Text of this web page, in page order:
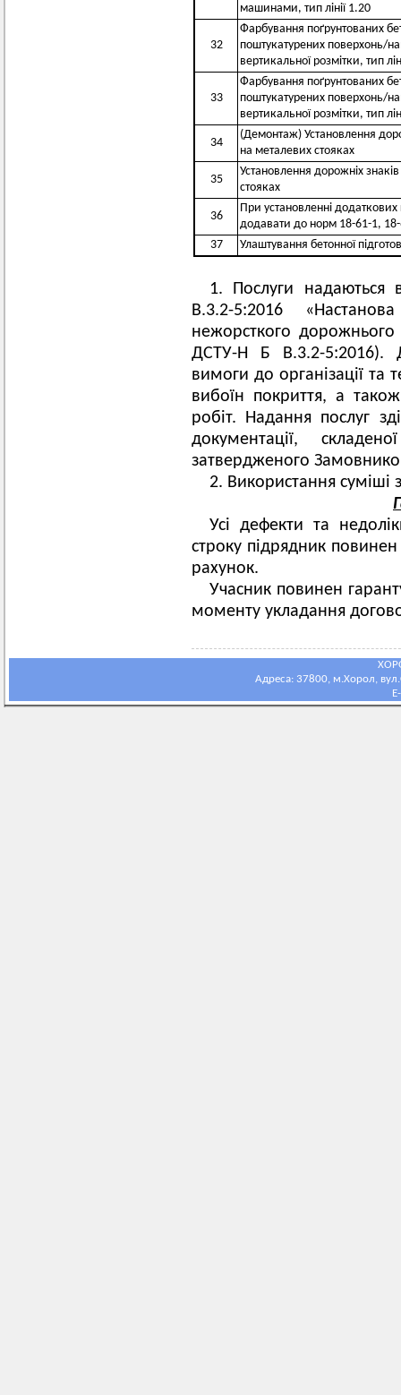
машинами, тип лінії 1.20
32
Фарбування поґрунтованих
поштукатурених поверхонь/
вертикальної розмітки, тип
33
Фарбування поґрунтованих
поштукатурених поверхонь/
вертикальної розмітки, тип
34
(Демонтаж) Установлення
на металевих стояках
35
Установлення дорожніх
стояках
36
При установленні додаткових
додавати до норм 18-61-1,
37
Улаштування бетонної
1. Послуги
В.3.2-5:2016
нежорсткого дорожнього
ДСТУ-Н Б В.3.2-5:2016).
вимоги до організації та
вибоїн покриття, а
робіт. Надання послуг
документації,
затвердженого
2. Використання суміші
Усі дефекти та
строку підрядник
рахунок.
Учасник повинен
моменту укладання
Адреса: 37800, м.Хорол,